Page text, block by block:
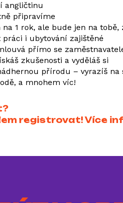
angličtinu
připravíme
1 rok, ale bude jen na tobě,
i ubytování zajištěné
přímo se
zkušenosti a vyděláš si
přírodu – vyrazíš
a mnohem víc!
registrovat! Více